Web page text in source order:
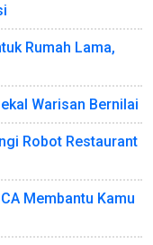
Rumah Lama,
Warisan Bernilai
Robot Restaurant
Membantu Kamu